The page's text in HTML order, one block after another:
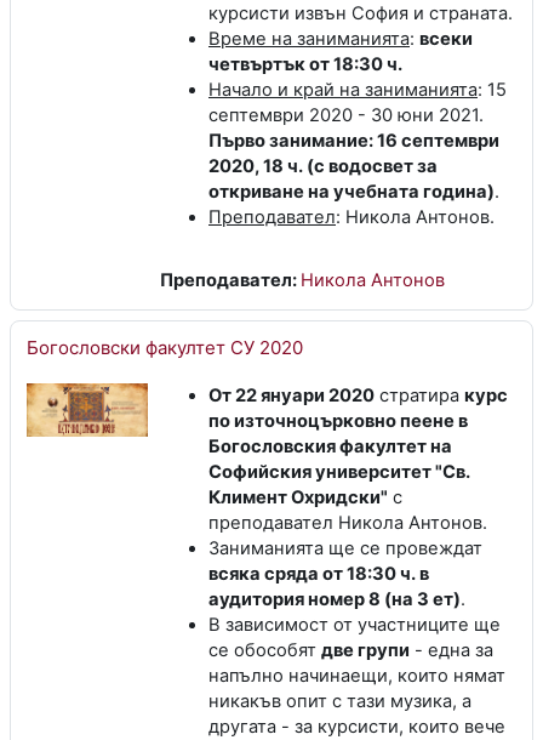
курсисти извън София и страната.
Време на заниманията: всеки
четвъртък от 18:30 ч.
Начало и край на заниманията: 15
септември 2020 - 30 юни 2021.
Първо занимание: 16 септември
2020, 18 ч. (с водосвет за
откриване на учебната година).
Преподавател: Никола Антонов.
Преподавател: Никола Антонов
Богословски факултет СУ 2020
От 22 януари 2020 стратира курс
по източноцърковно пеене в
Богословския факултет на
Софийския университет "Св.
Климент Охридски" с
преподавател Никола Антонов.
Заниманията ще се провеждат
всяка сряда от 18:30 ч. в
аудитория номер 8 (на 3 ет).
В зависимост от участниците ще
се обособят две групи - една за
напълно начинаещи, които нямат
никакъв опит с тази музика, а
другата - за курсисти, които вече